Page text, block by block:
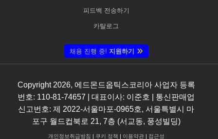
피드백 전송하기
카탈로그
채용 진행 중! 지원하기
Copyright 2026, 에드몬드옵틱스코리아 사업자 등록
번호: 110-81-74657 | 대표이사: 이준호 | 통신판매업
신고번호: 제 2022-서울마포-0965호, 서울특별시 마
포구 월드컵북로 21, 7층 (서교동, 풍성빌딩)
개인정보취급방침 | 쿠키 정책 | 이용약관| 접근성